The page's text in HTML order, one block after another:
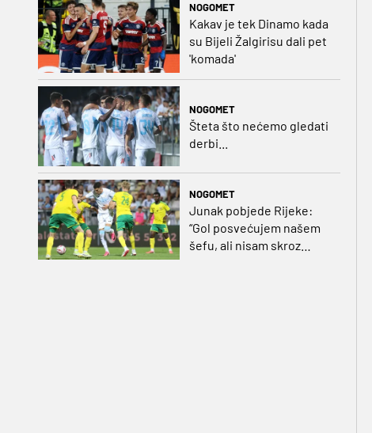
NOGOMET
Kakav je tek Dinamo kada
su Bijeli Žalgirisu dali pet
'komada'
NOGOMET
Šteta što nećemo gledati
derbi...
NOGOMET
Junak pobjede Rijeke:
“Gol posvećujem našem
šefu, ali nisam skroz